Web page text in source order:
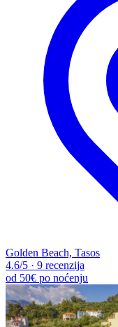
Golden Beach, Tasos
4.6/5 · 9 recenzija
od 50€ po noćenju